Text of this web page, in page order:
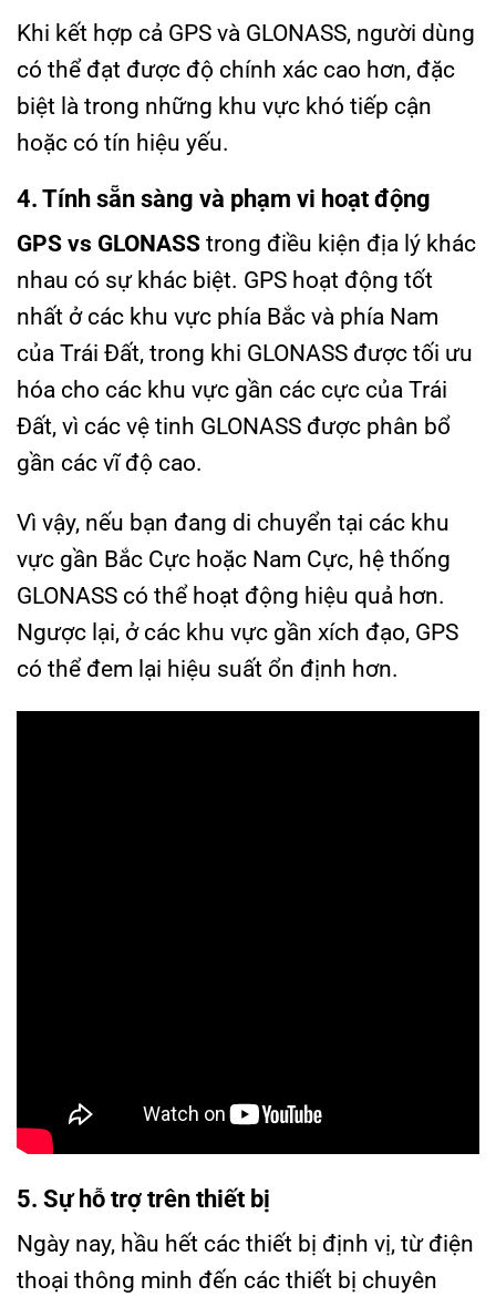
Khi kết hợp cả GPS và GLONASS, người dùng
có thể đạt được độ chính xác cao hơn, đặc
biệt là trong những khu vực khó tiếp cận
hoặc có tín hiệu yếu.
4. Tính sẵn sàng và phạm vi hoạt động
GPS vs GLONASS trong điều kiện địa lý khác
nhau có sự khác biệt. GPS hoạt động tốt
nhất ở các khu vực phía Bắc và phía Nam
của Trái Đất, trong khi GLONASS được tối ưu
hóa cho các khu vực gần các cực của Trái
Đất, vì các vệ tinh GLONASS được phân bổ
gần các vĩ độ cao.
Vì vậy, nếu bạn đang di chuyển tại các khu
vực gần Bắc Cực hoặc Nam Cực, hệ thống
GLONASS có thể hoạt động hiệu quả hơn.
Ngược lại, ở các khu vực gần xích đạo, GPS
có thể đem lại hiệu suất ổn định hơn.
5. Sự hỗ trợ trên thiết bị
Ngày nay, hầu hết các thiết bị định vị, từ điện
thoại thông minh đến các thiết bị chuyên